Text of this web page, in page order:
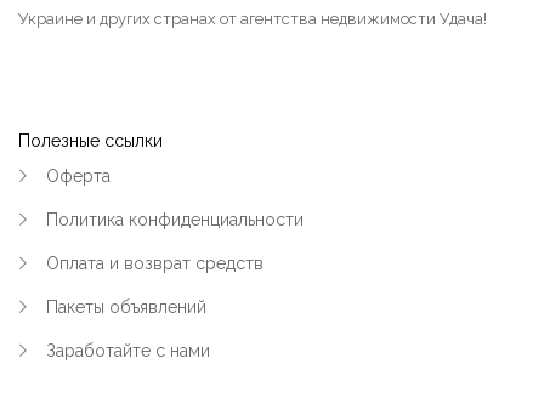
Украине и других странах от агентства недвижимости Удача!
Полезные ссылки
Оферта
Политика конфиденциальности
Оплата и возврат средств
Пакеты объявлений
Заработайте с нами